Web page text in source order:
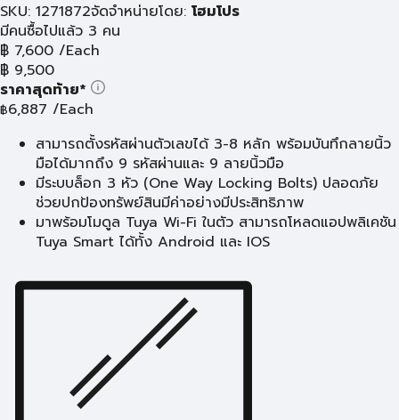
SKU: 1271872จัดจำหน่ายโดย: โฮมโปร
มีคนซื้อไปแล้ว 3 คน
฿ 7,600 /Each
฿ 9,500
ราคาสุดท้าย*
฿6,887 /Each
สามารถตั้งรหัสผ่านตัวเลขได้ 3-8 หลัก พร้อมบันทึกลายนิ้ว
มือได้มากถึง 9 รหัสผ่านและ 9 ลายนิ้วมือ
มีระบบล็อก 3 หัว (One Way Locking Bolts) ปลอดภัย
ช่วยปกป้องทรัพย์สินมีค่าอย่างมีประสิทธิภาพ
มาพร้อมโมดูล Tuya Wi-Fi ในตัว สามารถโหลดแอปพลิเคชัน
Tuya Smart ได้ทั้ง Android และ IOS